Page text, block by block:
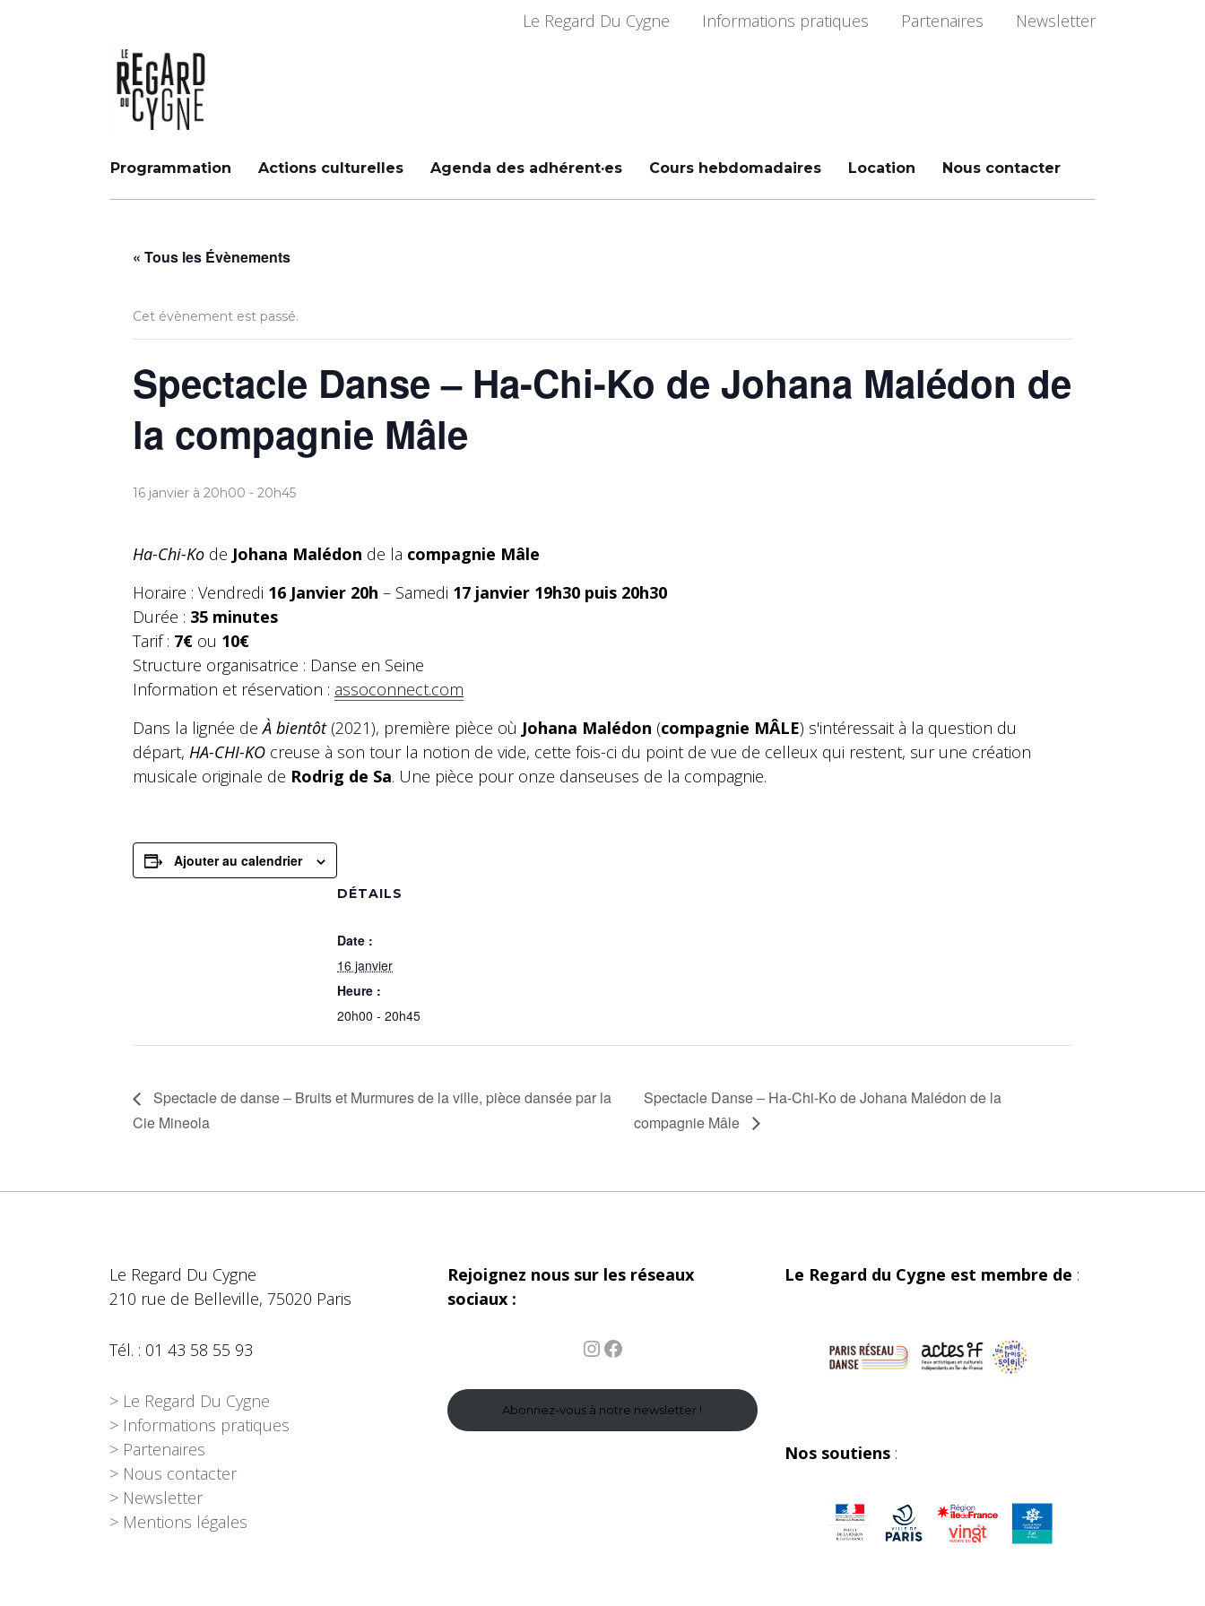
Le Regard Du Cygne Informations pratiques Partenaires Newsletter
Programmation Actions culturelles Agenda des adhérent·es Cours hebdomadaires Location Nous contacter
« Tous les Évènements
Cet évènement est passé.
Spectacle Danse – Ha-Chi-Ko de Johana Malédon de
la compagnie Mâle
16 janvier à 20h00 - 20h45
Ha-Chi-Ko de Johana Malédon de la compagnie Mâle
Horaire : Vendredi 16 Janvier 20h – Samedi 17 janvier 19h30 puis 20h30
Durée : 35 minutes
Tarif : 7€ ou 10€
Structure organisatrice : Danse en Seine
Information et réservation : assoconnect.com
Dans la lignée deÀ bientôt(2021), première pièce où Johana Malédon (compagnie MÂLE) s'intéressait à la question du
départ, HA-CHI-KO creuse à son tour la notion de vide, cette fois-ci du point de vue de celleux qui restent, sur une création
musicale originale de Rodrig de Sa. Une pièce pour onze danseuses de la compagnie.
Ajouter au calendrier
DÉTAILS
Date :
16 janvier
Heure :
20h00 - 20h45
Spectacle de danse – Bruits et Murmures de la ville, pièce dansée par la
Cie Mineola
Spectacle Danse – Ha-Chi-Ko de Johana Malédon de la
compagnie Mâle
Le Regard Du Cygne
210 rue de Belleville, 75020 Paris
Tél. : 01 43 58 55 93
> Le Regard Du Cygne
> Informations pratiques
> Partenaires
> Nous contacter
> Newsletter
> Mentions légales
Rejoignez nous sur les réseaux
sociaux :
InstagramFacebook
Abonnez-vous à notre newsletter !
Le Regard du Cygne est membre de :
Nos soutiens :